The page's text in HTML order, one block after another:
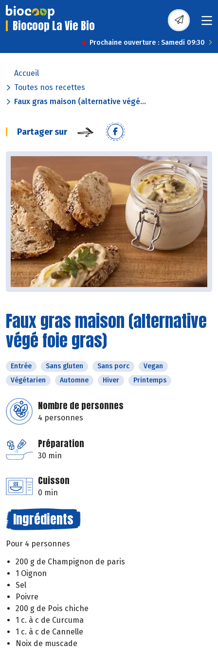
Biocoop La Vie Bio
Prochaine ouverture : Samedi 09:30
Accueil
Toutes nos recettes
Faux gras maison (alternative végé...
Partager sur
Faux gras maison (alternative
végé foie gras)
Entrée Sans gluten Sans porc
Vegan
Végétarien
Automne Hiver Printemps
Nombre de personnes
4 personnes
Préparation
30 min
Cuisson
0 min
Ingrédients
Pour 4 personnes
200 g de Champignon de paris
1 Oignon
Sel
Poivre
200 g de Pois chiche
1 c. à c de Curcuma
1 c. à c de Cannelle
Noix de muscade